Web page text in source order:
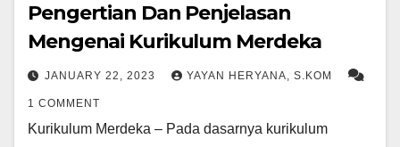
Pengertian Dan Penjelasan
Mengenai Kurikulum Merdeka
JANUARY 22, 2023 YAYAN HERYANA, S.KOM
1 COMMENT
Kurikulum Merdeka – Pada dasarnya kurikulum